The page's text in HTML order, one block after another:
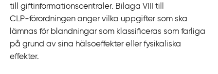
till giftinformationscentraler. Bilaga VIII till
CLP-‍förordningen anger vilka uppgifter som ska
lämnas för blandningar som klassificeras som farliga
på grund av sina hälsoeffekter eller fysikaliska
effekter.